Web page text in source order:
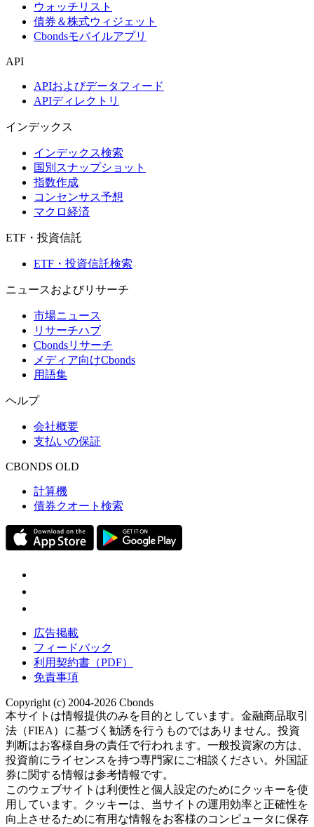
ウォッチリスト
債券＆株式ウィジェット
Cbondsモバイルアプリ
API
APIおよびデータフィード
APIディレクトリ
インデックス
インデックス検索
国別スナップショット
指数作成
コンセンサス予想
マクロ経済
ETF・投資信託
ETF・投資信託検索
ニュースおよびリサーチ
市場ニュース
リサーチハブ
Cbondsリサーチ
メディア向けCbonds
用語集
ヘルプ
会社概要
支払いの保証
CBONDS OLD
計算機
債券クオート検索
広告掲載
フィードバック
利用契約書（PDF）
免責事項
Copyright (c) 2004-2026 Cbonds
本サイトは情報提供のみを目的としています。金融商品取引
法（FIEA）に基づく勧誘を行うものではありません。投資
判断はお客様自身の責任で行われます。一般投資家の方は、
投資前にライセンスを持つ専門家にご相談ください。外国証
券に関する情報は参考情報です。
このウェブサイトは利便性と個人設定のためにクッキーを使
用しています。クッキーは、当サイトの運用効率と正確性を
向上させるために有用な情報をお客様のコンピュータに保存